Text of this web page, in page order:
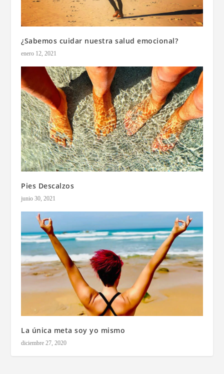
¿Sabemos cuidar nuestra salud emocional?
enero 12, 2021
Pies Descalzos
junio 30, 2021
La única meta soy yo mismo
diciembre 27, 2020